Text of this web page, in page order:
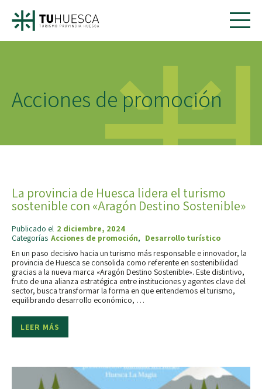
Acciones de promoción
La provincia de Huesca lidera el turismo
sostenible con «Aragón Destino Sostenible»
Publicado el 2 diciembre, 2024
Categorías Acciones de promoción, Desarrollo turístico
En un paso decisivo hacia un turismo más responsable e innovador, la
provincia de Huesca se consolida como referente en sostenibilidad
gracias a la nueva marca «Aragón Destino Sostenible». Este distintivo,
fruto de una alianza estratégica entre instituciones y agentes clave del
sector, busca transformar la forma en que entendemos el turismo,
equilibrando desarrollo económico, …
LEER MÁS